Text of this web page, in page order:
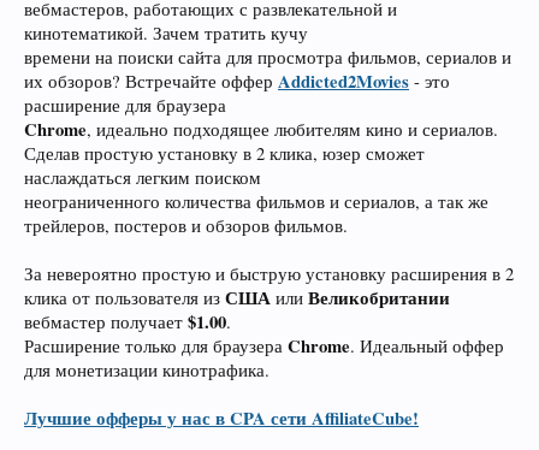
вебмастеров, работающих с развлекательной и
кинотематикой. Зачем тратить кучу
времени на поиски сайта для просмотра фильмов, сериалов и
их обзоров? Встречайте оффер Addicted2Movies - это
расширение для браузера
Chrome, идеально подходящее любителям кино и сериалов.
Сделав простую установку в 2 клика, юзер сможет
наслаждаться легким поиском
неограниченного количества фильмов и сериалов, а так же
трейлеров, постеров и обзоров фильмов.
За невероятно простую и быструю установку расширения в 2
клика от пользователя из США или Великобритании
вебмастер получает $1.00.
Расширение только для браузера Chrome. Идеальный оффер
для монетизации кинотрафика.
Лучшие офферы у нас в CPA сети AffiliateCube!